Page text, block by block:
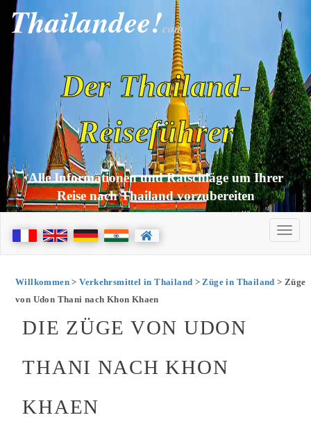
Thailandee!com
Der Thailand-
Reiseführer
Alle Informationen und Ratschläge um Ihrer
Reise nach Thailand vorzubereiten
Willkommen>Verkehrsmittel in Thailand >Züge in Thailand > Züge
von Udon Thani nach Khon Khaen
DIE ZÜGE VON UDON
THANI NACH KHON
KHAEN